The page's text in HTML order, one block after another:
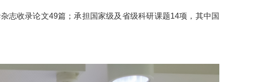
志收录论文49篇；承担国家级及省级科研课题14项，其中国